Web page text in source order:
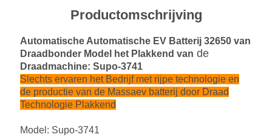
Productomschrijving
Automatische Automatische EV Batterij 32650 van
Draad bonder Model het Plakkend van de
Draadmachine: Supo-3741
Slechts ervaren het Bedrijf met rijpe technologie en
de productie van de Massaev batterij door Draad
Technologie Plakkend
Model: Supo-3741